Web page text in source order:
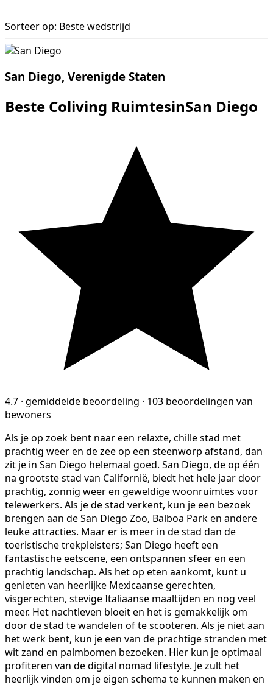
Sorteer op: Beste wedstrijd
San Diego, Verenigde Staten
Beste Coliving RuimtesinSan Diego
4.7 · gemiddelde beoordeling · 103 beoordelingen van
bewoners
Als je op zoek bent naar een relaxte, chille stad met
prachtig weer en de zee op een steenworp afstand, dan
zit je in San Diego helemaal goed. San Diego, de op één
na grootste stad van Californië, biedt het hele jaar door
prachtig, zonnig weer en geweldige woonruimtes voor
telewerkers. Als je de stad verkent, kun je een bezoek
brengen aan de San Diego Zoo, Balboa Park en andere
leuke attracties. Maar er is meer in de stad dan de
toeristische trekpleisters; San Diego heeft een
fantastische eetscene, een ontspannen sfeer en een
prachtig landschap. Als het op eten aankomt, kunt u
genieten van heerlijke Mexicaanse gerechten,
visgerechten, stevige Italiaanse maaltijden en nog veel
meer. Het nachtleven bloeit en het is gemakkelijk om
door de stad te wandelen of te scooteren. Als je niet aan
het werk bent, kun je een van de prachtige stranden met
wit zand en palmbomen bezoeken. Hier kun je optimaal
profiteren van de digital nomad lifestyle. Je zult het
heerlijk vinden om je eigen schema te kunnen maken en